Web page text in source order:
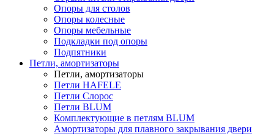
Опоры для столов
Опоры колесные
Опоры мебельные
Подкладки под опоры
Подпятники
Петли, амортизаторы
Петли, амортизаторы
Петли HAFELE
Петли Слорос
Петли BLUM
Комплектующие в петлям BLUM
Амортизаторы для плавного закрывания двери